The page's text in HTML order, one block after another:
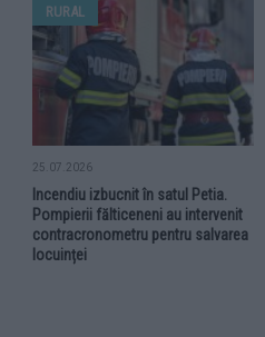
RURAL
25.07.2026
Incendiu izbucnit în satul Petia.
Pompierii fălticeneni au intervenit
contracronometru pentru salvarea
locuinței